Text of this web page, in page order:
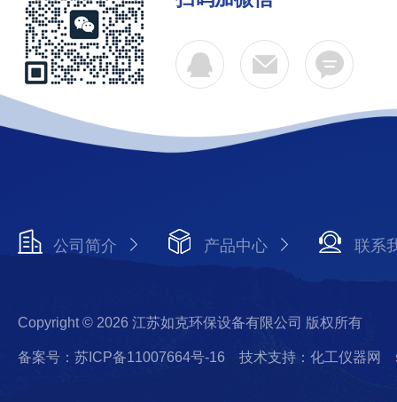
公司简介 产品中心 联系
Copyright © 2026 江苏如克环保设备有限公司 版权所有
备案号：苏ICP备11007664号-16 技术支持：化工仪器网